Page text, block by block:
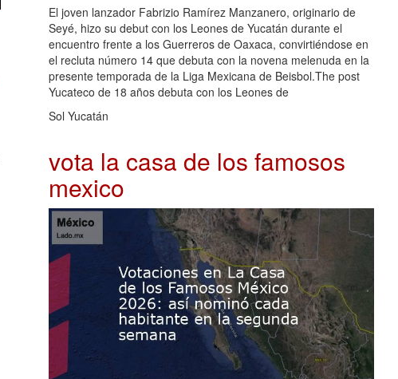
El joven lanzador Fabrizio Ramírez Manzanero, originario de
Seyé, hizo su debut con los Leones de Yucatán durante el
encuentro frente a los Guerreros de Oaxaca, convirtiéndose en
el recluta número 14 que debuta con la novena melenuda en la
presente temporada de la Liga Mexicana de Beisbol.The post
Yucateco de 18 años debuta con los Leones de
Sol Yucatán
vota la casa de los famosos
mexico